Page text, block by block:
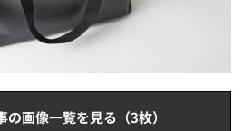
の画像一覧を見る（3枚）